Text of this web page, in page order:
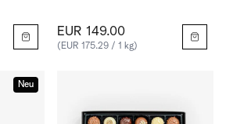
EUR 149.00
(EUR 175.29 / 1 kg)
Neu